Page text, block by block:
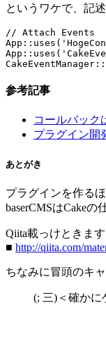
というワケで、記
// Attach Events
参考記事
コールバック
プラグイン開
あとがき
プラグインを作る
baserCMSはCake
Qiita載っけときます
■ http://qiita.com/
ちなみに冒頭のキ
(; 三)＜確か